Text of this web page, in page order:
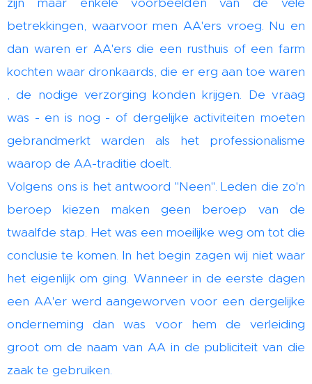
betrekkingen, waarvoor men AA'ers vroeg. Nu en
dan waren er AA'ers die een rusthuis of een farm
kochten waar dronkaards, die er erg aan toe waren
, de nodige verzorging konden krijgen. De vraag
was - en is nog - of dergelijke activiteiten moeten
gebrandmerkt warden als het professionalisme
waarop de AA-traditie doelt.
Volgens ons is het antwoord "Neen". Leden die zo'n
beroep kiezen maken geen beroep van de
twaalfde stap. Het was een moeilijke weg om tot die
conclusie te komen. In het begin zagen wij niet waar
het eigenlijk om ging. Wanneer in de eerste dagen
een AA'er werd aangeworven voor een dergelijke
onderneming dan was voor hem de verleiding
groot om de naam van AA in de publiciteit van die
zaak te gebruiken.